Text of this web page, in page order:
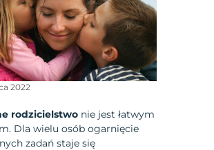
2022
rodzicielstwo nie jest łatwym
Dla wielu osób ogarnięcie
zadań staje się